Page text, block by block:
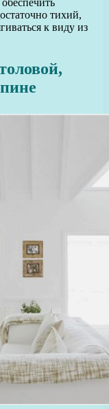
тихий,
к виду из